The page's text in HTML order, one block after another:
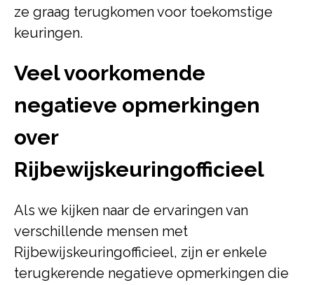
ze graag terugkomen voor toekomstige
keuringen.
Veel voorkomende
negatieve opmerkingen
over
Rijbewijskeuringofficieel
Als we kijken naar de ervaringen van
verschillende mensen met
Rijbewijskeuringofficieel, zijn er enkele
terugkerende negatieve opmerkingen die